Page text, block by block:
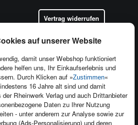
auf unserer Website
damit unser Webshop funktioniert
helfen uns, Ihr Einkaufserlebnis und
Durch Klicken auf »Zustimmen«
16 Jahre alt sind und damit
Rheinwerk Verlag und auch Drittanbieter
Daten zu Ihrer Nutzung
- unter anderem zur Analyse sowie zur
(Ads-Personalisierung) und deren
Produktfeedback
Foreign Rights
Ein Buch schreiben
Vertrag widerrufen